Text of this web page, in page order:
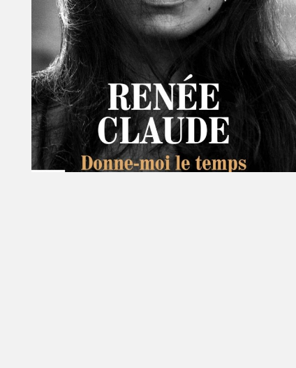
À propos du Salon
Liste des exposant·e·s
Liste des auteur·rice·s